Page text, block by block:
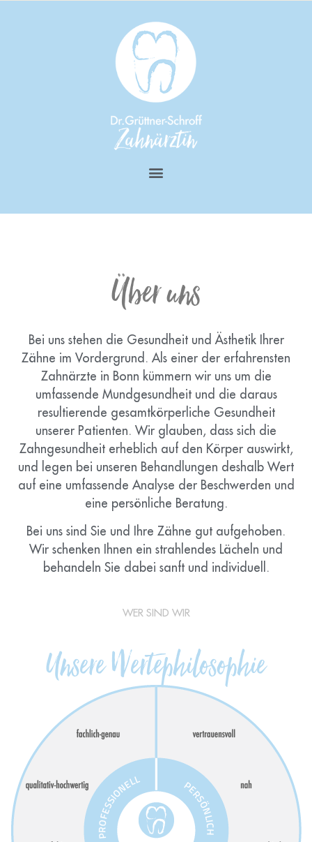
Über uns
Bei uns stehen die Gesundheit und Ästhetik Ihrer
Zähne im Vordergrund. Als einer der erfahrensten
Zahnärzte in Bonn kümmern wir uns um die
umfassende Mundgesundheit und die daraus
resultierende gesamtkörperliche Gesundheit
unserer Patienten. Wir glauben, dass sich die
Zahngesundheit erheblich auf den Körper auswirkt,
und legen bei unseren Behandlungen deshalb Wert
auf eine umfassende Analyse der Beschwerden und
eine persönliche Beratung.
Bei uns sind Sie und Ihre Zähne gut aufgehoben.
Wir schenken Ihnen ein strahlendes Lächeln und
behandeln Sie dabei sanft und individuell.
WER SIND WIR
Unsere Wertephilosophie